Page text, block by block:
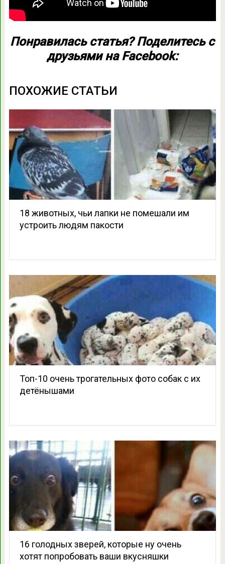
Понравилась статья? Поделитесь с
друзьями на Facebook:
ПОХОЖИЕ СТАТЬИ
18 животных, чьи лапки не помешали им
устроить людям пакости
Топ-10 очень трогательных фото собак с их
детёнышами
16 голодных зверей, которые ну очень
хотят попробовать ваши вкусняшки